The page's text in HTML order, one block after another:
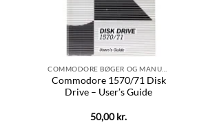
Commodore 1570/71 Disk
Drive – User’s Guide
50,00kr.